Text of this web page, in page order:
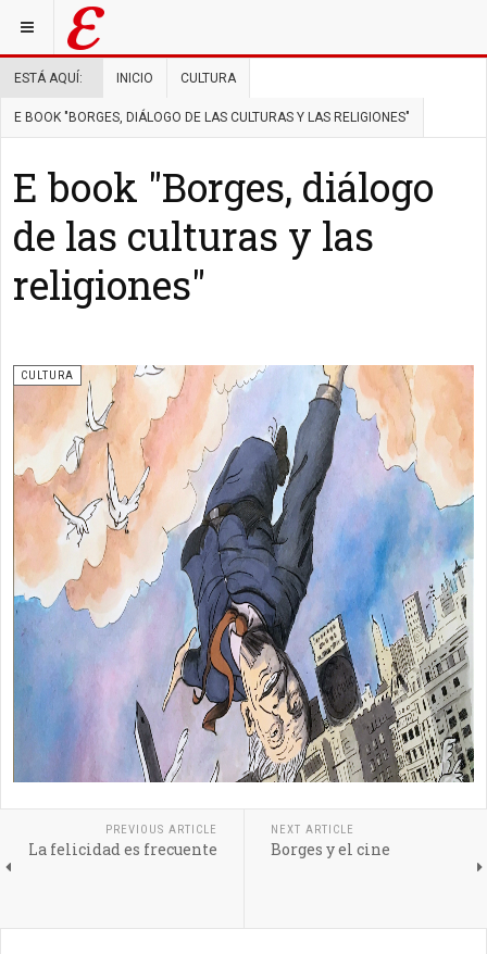
ESTÁ AQUÍ: INICIO CULTURA
E BOOK "BORGES, DIÁLOGO DE LAS CULTURAS Y LAS RELIGIONES"
E book "Borges, diálogo
de las culturas y las
religiones"
CULTURA
PREVIOUS ARTICLE
La felicidad es frecuente
NEXT ARTICLE
Borges y el cine